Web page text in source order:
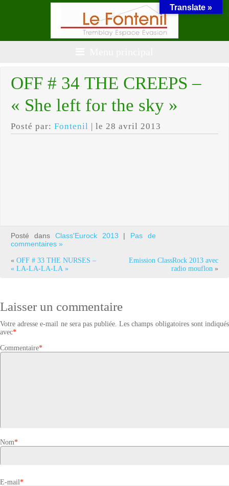
OFF # 34 THE CREEPS –
« She left for the sky »
Posté par: Fontenil | le 28 avril 2013
Posté dans Class'Eurock 2013 | Pas de
commentaires »
« OFF # 33 THE NURSES –
« LA-LA-LA-LA »
Emission ClassRock 2013 avec
radio mouflon »
Laisser un commentaire
Votre adresse e-mail ne sera pas publiée. Les champs obligatoires sont indiqués
avec*
Commentaire*
Nom*
E-mail*
Translate »